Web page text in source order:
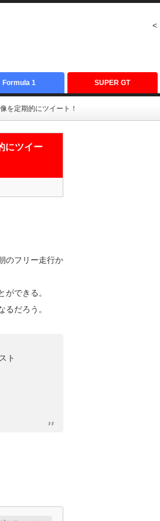
<
Formula 1 SUPER GT
を定期的にツイート！
にツイー
のフリー走行か
できる。
だろう。
ト